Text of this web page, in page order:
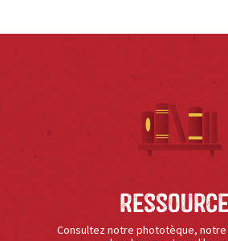
Consultez notre phototèque,